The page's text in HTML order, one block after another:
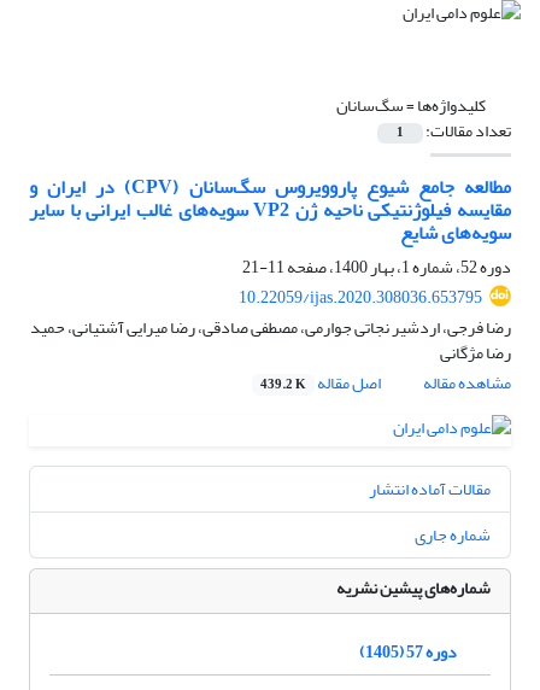
کلیدواژه‌ها =سگ‌سانان
تعداد مقالات: 1
مطالعه جامع شیوع پاروویروس سگ‌سانان (‏CPV‏) در ایران و
مقایسه فیلوژنتیکی ناحیه ژن ‏VP2‎‏ ‏سویه‌های غالب ایرانی با سایر
سویه‌های شایع
دوره 52، شماره 1، بهار 1400، صفحه
11-21
10.22059/ijas.2020.308036.653795
رضا فرجی، اردشیر نجاتی جوارمی، مصطفی صادقی، رضا میرایی آشتیانی، حمید
رضا مژگانی
مشاهده مقاله
اصل مقاله 439.2 K
مقالات آماده انتشار
شماره جاری
شماره‌های پیشین نشریه
دوره 57 (1405)